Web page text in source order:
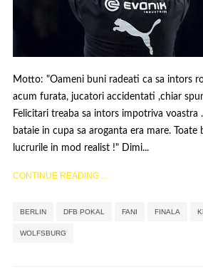
Motto: "Oameni buni radeati ca sa intors
acum furata, jucatori accidentati ,chiar
Felicitari treaba sa intors impotriva voastra
bataie in cupa sa aroganta era mare. Toate
lucrurile in mod realist !" Dimi...
CONTINUE READING ...
BERLIN DFB POKAL FANI FINALA
WOLFSBURG